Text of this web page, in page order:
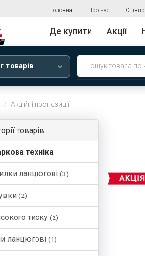
Головна Про нас
Де купити Акції
товарів
Акційні пропозиції
товарів
техніка
ланцюгові (3)
(2)
тиску (2)
ланцюгові (1)